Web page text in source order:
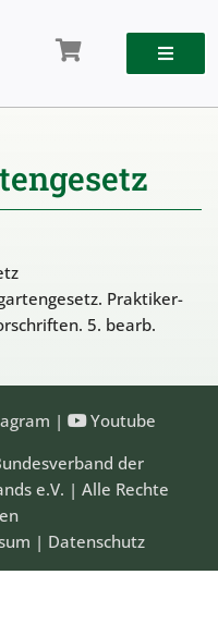
Praktiker-
5. bearb.
|
Youtube
der
e.V. | Alle Rechte
| Datenschutz